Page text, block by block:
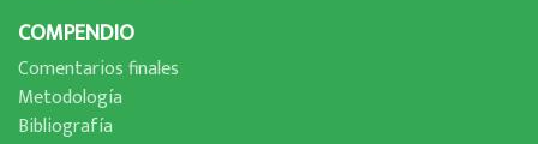
COMPENDIO
Comentarios finales
Metodologí­a
Bibliografí­a